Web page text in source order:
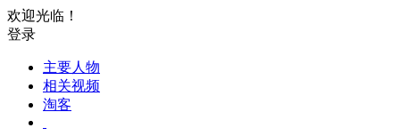
欢迎光临！
登录
主要人物
相关视频
淘客